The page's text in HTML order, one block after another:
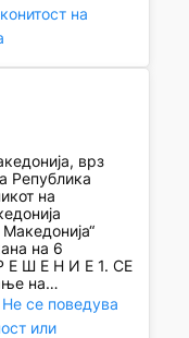
на
врз
Република
на
на 6
Е Ш Е Н И Е 1. СЕ
на…
Не се поведува
или